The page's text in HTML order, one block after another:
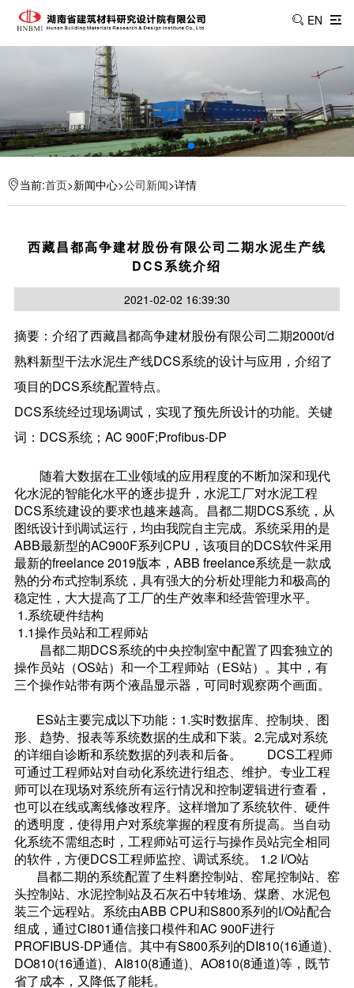
EN
当前:首页>新闻中心>公司新闻>详情
西藏昌都高争建材股份有限公司二期水泥生产线
DCS系统介绍
2021-02-02 16:39:30
摘要：介绍了西藏昌都高争建材股份有限公司二期2000t/d
熟料新型干法水泥生产线DCS系统的设计与应用，介绍了
项目的DCS系统配置特点。
DCS系统经过现场调试，实现了预先所设计的功能。关键
词：DCS系统；AC 900F;Profibus-DP
随着大数据在工业领域的应用程度的不断加深和现代
化水泥的智能化水平的逐步提升，水泥工厂对水泥工程
DCS系统建设的要求也越来越高。昌都二期DCS系统，从
图纸设计到调试运行，均由我院自主完成。系统采用的是
ABB最新型的AC900F系列CPU，该项目的DCS软件采用
最新的freelance 2019版本，ABB freelance系统是一款成
熟的分布式控制系统，具有强大的分析处理能力和极高的
稳定性，大大提高了工厂的生产效率和经营管理水平。
1.系统硬件结构
1.1操作员站和工程师站
昌都二期DCS系统的中央控制室中配置了四套独立的
操作员站（OS站）和一个工程师站（ES站）。其中，有
三个操作站带有两个液晶显示器，可同时观察两个画面。
ES站主要完成以下功能：1.实时数据库、控制块、图
形、趋势、报表等系统数据的生成和下装。2.完成对系统
的详细自诊断和系统数据的列表和后备。 DCS工程师
可通过工程师站对自动化系统进行组态、维护。专业工程
师可以在现场对系统所有运行情况和控制逻辑进行查看，
也可以在线或离线修改程序。这样增加了系统软件、硬件
的透明度，使得用户对系统掌握的程度有所提高。当自动
化系统不需组态时，工程师站可运行与操作员站完全相同
的软件，方便DCS工程师监控、调试系统。 1.2 I/O站
昌都二期的系统配置了生料磨控制站、窑尾控制站、窑
头控制站、水泥控制站及石灰石中转堆场、煤磨、水泥包
装三个远程站。系统由ABB CPU和S800系列的I/O站配合
组成，通过CI801通信接口模件和AC 900F进行
PROFIBUS-DP通信。其中有S800系列的DI810(16通道)、
DO810(16通道)、AI810(8通道)、AO810(8通道)等，既节
省了成本，又降低了能耗。